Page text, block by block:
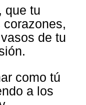
que tu
de tu
como tú
a los